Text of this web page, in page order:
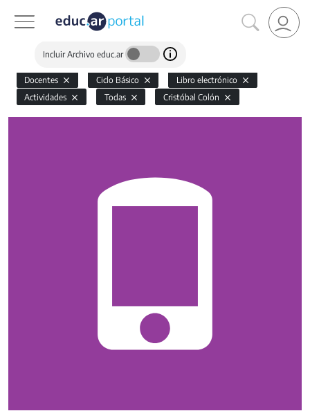
Incluir Archivo educ.ar
Docentes Ciclo Básico
Libro electrónico
Actividades
Todas Cristóbal Colón